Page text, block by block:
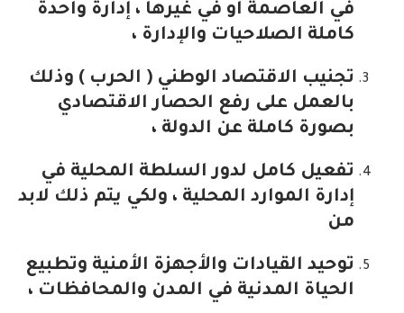
في العاصمة او في غيرها ، إدارة واحدة
كاملة الصلاحيات والإدارة ،
تجنيب الاقتصاد الوطني ( الحرب ) وذلك
بالعمل على رفع الحصار الاقتصادي
بصورة كاملة عن الدولة ،
تفعيل كامل لدور السلطة المحلية في
إدارة الموارد المحلية ، ولكي يتم ذلك لابد
من
توحيد القيادات والأجهزة الأمنية وتطبيع
الحياة المدنية في المدن والمحافظات ،